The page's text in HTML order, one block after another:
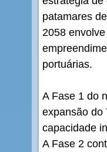
patamares
2058
portuárias.
A Fase 1 do
expansão do
capacidade
A Fase 2